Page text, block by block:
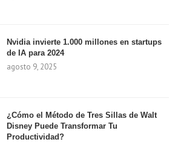
Nvidia invierte 1.000 millones en startups
de IA para 2024
agosto 9, 2025
¿Cómo el Método de Tres Sillas de Walt
Disney Puede Transformar Tu
Productividad?